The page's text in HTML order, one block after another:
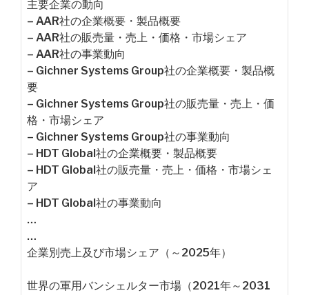
主要企業の動向
– AAR社の企業概要・製品概要
– AAR社の販売量・売上・価格・市場シェア
– AAR社の事業動向
– Gichner Systems Group社の企業概要・製品概
要
– Gichner Systems Group社の販売量・売上・価
格・市場シェア
– Gichner Systems Group社の事業動向
– HDT Global社の企業概要・製品概要
– HDT Global社の販売量・売上・価格・市場シェ
ア
– HDT Global社の事業動向
…
…
企業別売上及び市場シェア（～2025年）
世界の軍用バンシェルター市場（2021年～2031